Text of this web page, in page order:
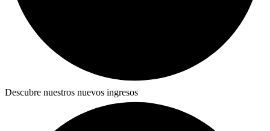
Descubre nuestros nuevos ingresos